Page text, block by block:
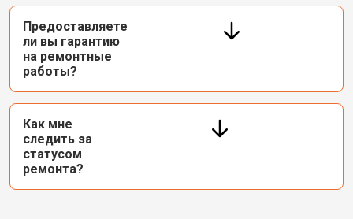
Предоставляете
ли вы гарантию
на ремонтные
работы?
Как мне
следить за
статусом
ремонта?